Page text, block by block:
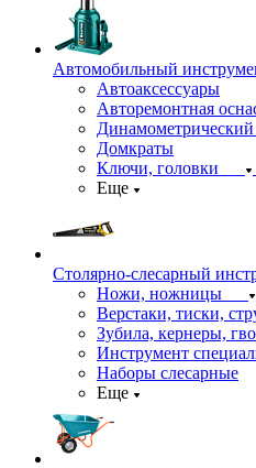
Автомобильный
Автоаксессуары
Авторемонтная
Домкраты
Ключи, головки
Еще
Столярно-слесарный
Ножи, ножницы
Верстаки, тиски,
Зубила, кернеры,
Инструмент
Наборы слесарные
Еще